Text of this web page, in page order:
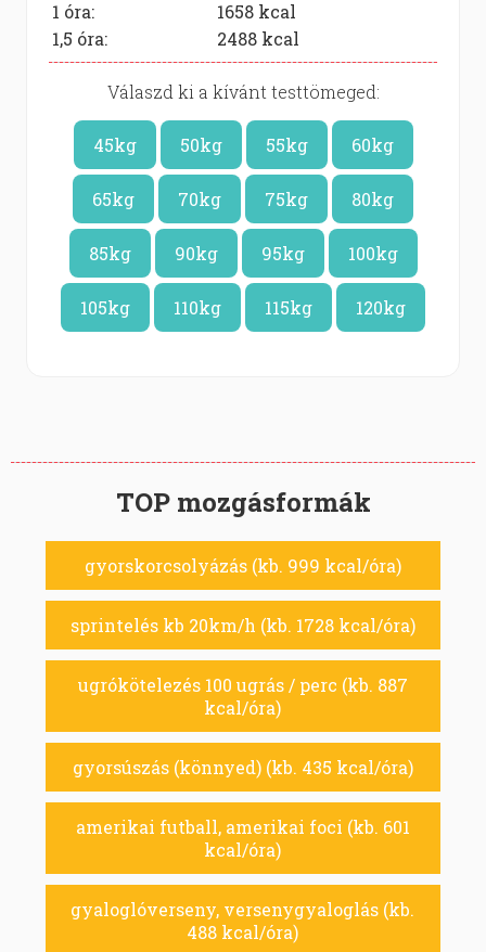
1 óra:
1658 kcal
1,5 óra:
2488 kcal
Válaszd ki a kívánt testtömeged:
45kg 50kg 55kg 60kg
65kg 70kg 75kg 80kg
85kg 90kg 95kg 100kg
105kg 110kg 115kg 120kg
TOP mozgásformák
gyorskorcsolyázás (kb. 999 kcal/óra)
sprintelés kb 20km/h (kb. 1728 kcal/óra)
ugrókötelezés 100 ugrás / perc (kb. 887
kcal/óra)
gyorsúszás (könnyed) (kb. 435 kcal/óra)
amerikai futball, amerikai foci (kb. 601
kcal/óra)
gyaloglóverseny, versenygyaloglás (kb.
488 kcal/óra)